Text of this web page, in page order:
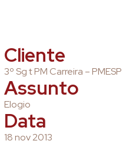
Cliente
3º Sg t PM Carreira – PMESP
Assunto
Elogio
Data
18 nov 2013